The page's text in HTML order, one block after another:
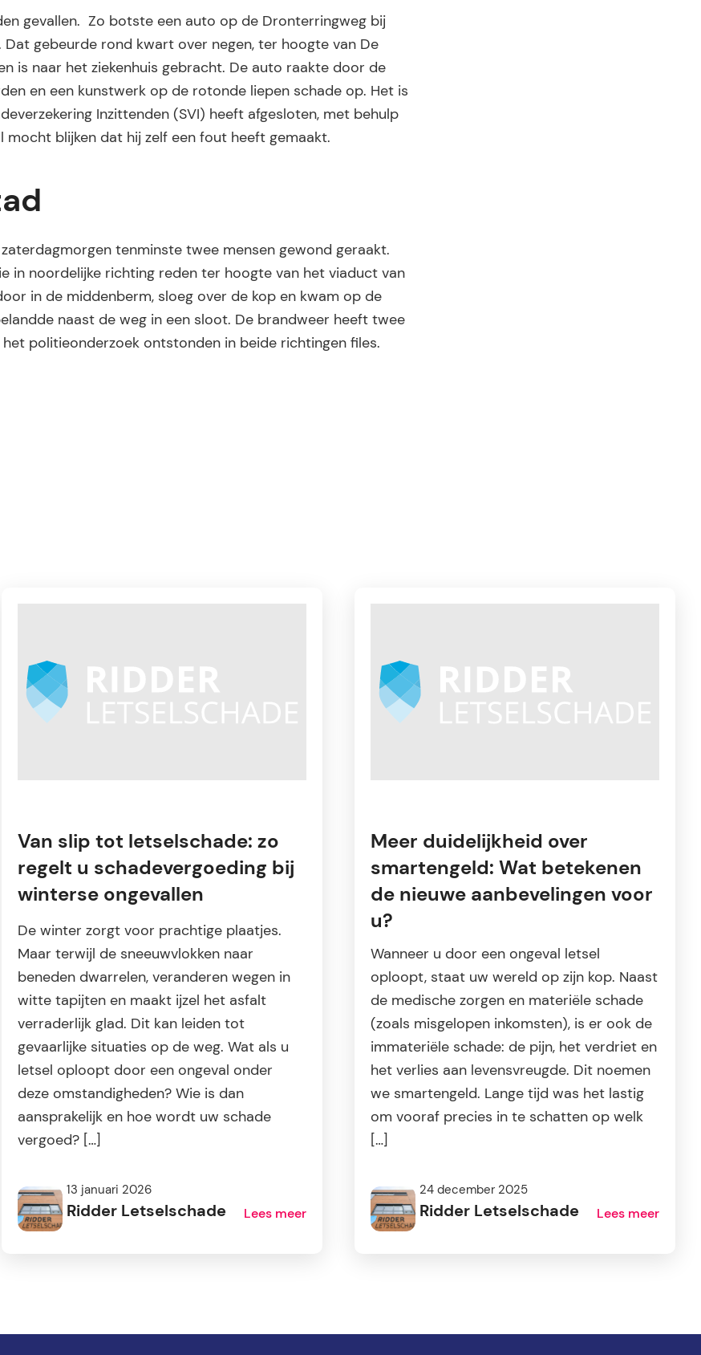
gevallen. Zo botste een auto op de Dronterringweg bij
gebeurde rond kwart over negen, ter hoogte van De
is naar het ziekenhuis gebracht. De auto raakte door de
en een kunstwerk op de rotonde liepen schade op. Het is
Inzittenden (SVI) heeft afgesloten, met behulp
blijken dat hij zelf een fout heeft gemaakt.
tenminste twee mensen gewond geraakt.
in noordelijke richting reden ter hoogte van het viaduct van
in de middenberm, sloeg over de kop en kwam op de
naast de weg in een sloot. De brandweer heeft twee
politieonderzoek ontstonden in beide richtingen files.
Van slip tot letselschade: zo
regelt u schadevergoeding bij
winterse ongevallen
De winter zorgt voor prachtige plaatjes.
Maar terwijl de sneeuwvlokken naar
beneden dwarrelen, veranderen wegen in
witte tapijten en maakt ijzel het asfalt
verraderlijk glad. Dit kan leiden tot
gevaarlijke situaties op de weg. Wat als u
letsel oploopt door een ongeval onder
deze omstandigheden? Wie is dan
aansprakelijk en hoe wordt uw schade
vergoed? […]
13 januari 2026
Ridder Letselschade Lees meer
Meer duidelijkheid over
smartengeld: Wat betekenen
de nieuwe aanbevelingen voor
u?
Wanneer u door een ongeval letsel
oploopt, staat uw wereld op zijn kop. Naast
de medische zorgen en materiële schade
(zoals misgelopen inkomsten), is er ook de
immateriële schade: de pijn, het verdriet en
het verlies aan levensvreugde. Dit noemen
we smartengeld. Lange tijd was het lastig
om vooraf precies in te schatten op welk
[…]
24 december 2025
Ridder Letselschade Lees meer